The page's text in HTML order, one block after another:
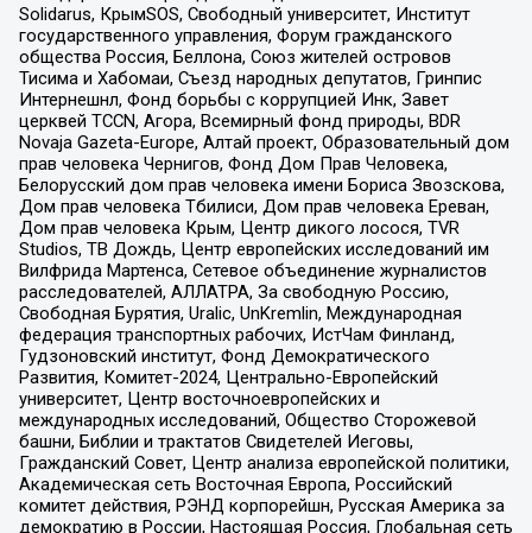
Solidarus, КрымSOS, Свободный университет, Институт
государственного управления, Форум гражданского
общества Россия, Беллона, Союз жителей островов
Тисима и Хабомаи, Съезд народных депутатов, Гринпис
Интернешнл, Фонд борьбы с коррупцией Инк, Завет
церквей TCCN, Агора, Всемирный фонд природы, BDR
Novaja Gazeta-Europe, Алтай проект, Образовательный дом
прав человека Чернигов, Фонд Дом Прав Человека,
Белорусский дом прав человека имени Бориса Звозскова,
Дом прав человека Тбилиси, Дом прав человека Ереван,
Дом прав человека Крым, Центр дикого лосося, TVR
Studios, ТВ Дождь, Центр европейских исследований им
Вилфрида Мартенса, Сетевое объединение журналистов
расследователей, АЛЛАТРА, За свободную Россию,
Свободная Бурятия, Uralic, UnKremlin, Международная
федерация транспортных рабочих, ИстЧам Финланд,
Гудзоновский институт, Фонд Демократического
Развития, Комитет-2024, Центрально-Европейский
университет, Центр восточноевропейских и
международных исследований, Общество Сторожевой
башни, Библии и трактатов Свидетелей Иеговы,
Гражданский Совет, Центр анализа европейской политики,
Академическая сеть Восточная Европа, Российский
комитет действия, РЭНД корпорейшн, Русская Америка за
демократию в России, Настоящая Россия, Глобальная сеть